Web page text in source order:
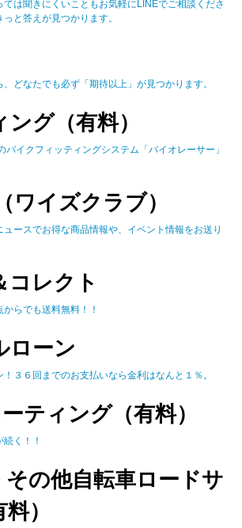
は聞きにくいこともお気軽にLINEでご相談くださ
と答えが見つかります。
どなたでも必ず「期待以上」が見つかります。
グ（有料）
バイクフィッティングシステム「バイオレーサー」
ワイズクラブ）
ースでお得な商品情報や、イベント情報をお送り
コレクト
らでも送料無料！！
ローン
３６回までのお支払いなら金利はなんと１％。
ティング（有料）
く！！
その他自転車ロードサ
）